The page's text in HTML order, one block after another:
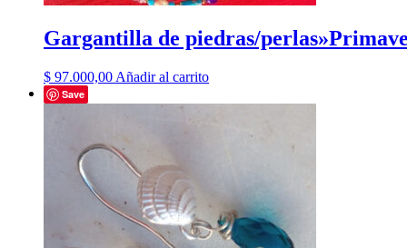
Gargantilla de piedras/
$ 97.000,00 Añadir al carrito
Save